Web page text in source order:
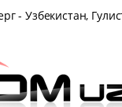
- Узбекистан,